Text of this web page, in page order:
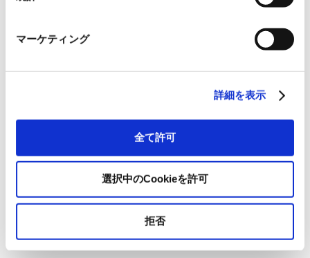
マーケティング
詳細を表示
全て許可
選択中のCookieを許可
拒否